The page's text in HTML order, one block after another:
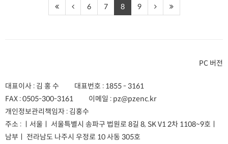
6 7 8 9
PC 버전
대표이사 : 김 홍 수 대표번호 : 1855 - 3161
FAX :0505-300-3161 이메일 : pz@pzenc.kr
개인정보관리책임자 : 김홍수
주소 : ㅣ서울ㅣ 서울특별시 송파구 법원로 8길 8, SK V1 2차 1108~9호 ㅣ
남부ㅣ 전라남도 나주시 우정로 10 사동 305호